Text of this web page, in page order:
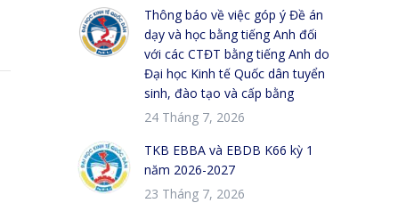
Thông báo về việc góp ý Đề án
dạy và học bằng tiếng Anh đối
với các CTĐT bằng tiếng Anh do
Đại học Kinh tế Quốc dân tuyển
sinh, đào tạo và cấp bằng
24 Tháng 7, 2026
TKB EBBA và EBDB K66 kỳ 1
năm 2026-2027
23 Tháng 7, 2026